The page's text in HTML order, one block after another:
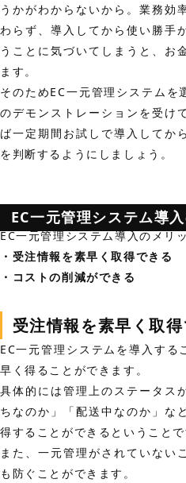
うかがわからないから。業務効
わらず、導入してから使い勝手
うことに気づいてしまうと、お
ます。
そのためEC一元管理システムを
のデモンストレーションを受け
ば一定期間お試しで導入してか
を判断するようにしましょう。
EC一元管理システム導
EC一元管理システム導入のメリ
・受注情報を素早く取得できる
・コストの削減ができる
受注情報を素早く取
EC一元管理システムを導入する
早く得ることができます。
具体的には管理上のステータス
ちなのか」「配送中なのか」な
得することができるということで
また、一元管理がされていない
も防ぐことができます。